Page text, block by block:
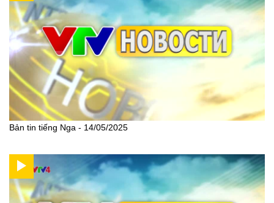
Bản tin tiếng Nga - 14/05/2025